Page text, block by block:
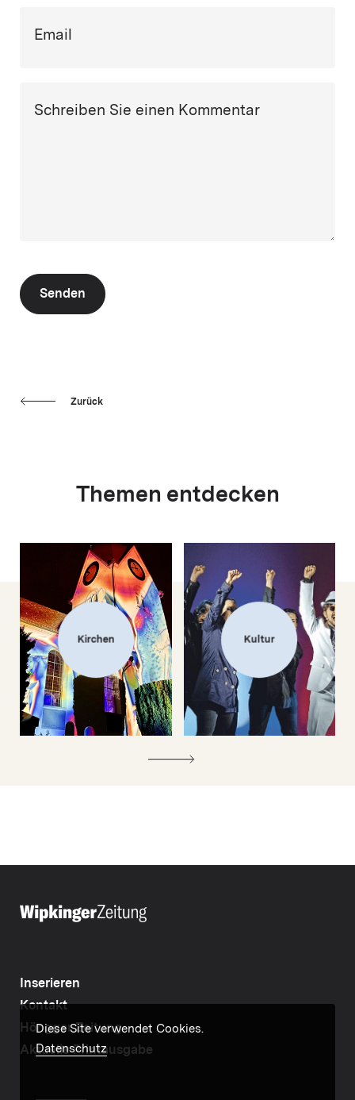
Email
Schreiben Sie einen Kommentar
Senden
Zurück
Themen entdecken
Kirchen Kultur
Inserieren
Kontakt
Höngger Zeitung
Aktuelle Printausgabe
Diese Site verwendet Cookies.
Datenschutz